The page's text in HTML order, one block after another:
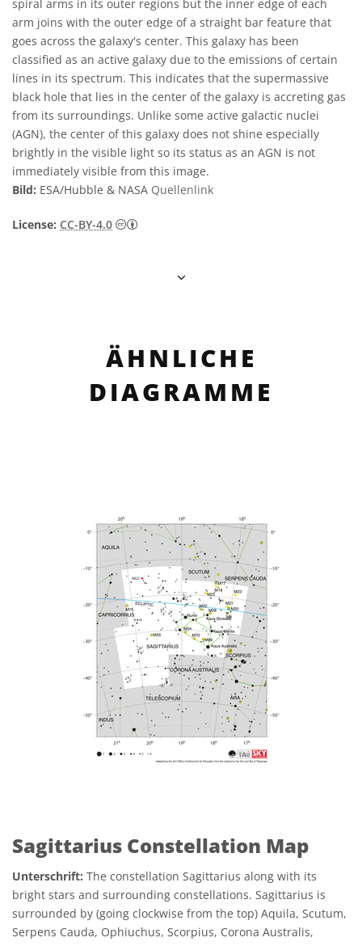
spiral arms in its outer regions but the inner edge of each
arm joins with the outer edge of a straight bar feature that
goes across the galaxy's center. This galaxy has been
classified as an active galaxy due to the emissions of certain
lines in its spectrum. This indicates that the supermassive
black hole that lies in the center of the galaxy is accreting gas
from its surroundings. Unlike some active galactic nuclei
(AGN), the center of this galaxy does not shine especially
brightly in the visible light so its status as an AGN is not
immediately visible from this image.
Bild: ESA/Hubble & NASA Quellenlink
License: CC-BY-4.0 Creative Commons Namensnennung 4.0
ÄHNLICHE
DIAGRAMME
Sagittarius Constellation Map
Unterschrift: The constellation Sagittarius along with its
bright stars and surrounding constellations. Sagittarius is
surrounded by (going clockwise from the top) Aquila, Scutum,
Serpens Cauda, Ophiuchus, Scorpius, Corona Australis,